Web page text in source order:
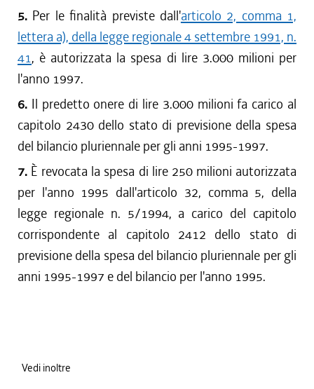
5. Per le finalità previste dall'articolo 2, comma 1,
lettera a), della legge regionale 4 settembre 1991, n.
41, è autorizzata la spesa di lire 3.000 milioni per
l'anno 1997.
6. Il predetto onere di lire 3.000 milioni fa carico al
capitolo 2430 dello stato di previsione della spesa
del bilancio pluriennale per gli anni 1995-1997.
7. È revocata la spesa di lire 250 milioni autorizzata
per l'anno 1995 dall'articolo 32, comma 5, della
legge regionale n. 5/1994, a carico del capitolo
corrispondente al capitolo 2412 dello stato di
previsione della spesa del bilancio pluriennale per gli
anni 1995-1997 e del bilancio per l'anno 1995.
Vedi inoltre